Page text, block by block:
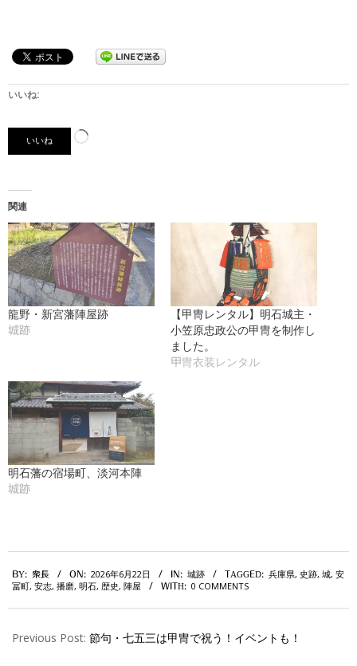
いいね:
いいね
読
関連
龍野・新宮藩陣屋跡
城跡
【甲冑レンタル】明石城主・
小笠原忠政公の甲冑を制作し
ました。
甲冑衣装レンタル
明石藩の宿場町、淡河本陣
城跡
06-
BY: 衆長 ON: 2026年6月22日 IN: 城跡 TAGGED: 兵庫県, 史跡, 城, 安
冨町, 安志, 播磨, 明石, 歴史, 陣屋 WITH: 0 COMMENTS
Previous Post: 節句・七五三は甲冑で祝う！イベントも！